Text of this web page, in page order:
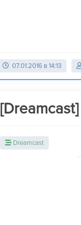
07.01.2016 в 14:13
Dreamcast